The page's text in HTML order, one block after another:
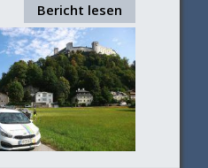
Bericht lesen